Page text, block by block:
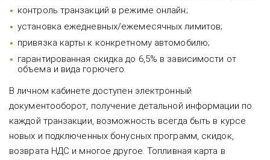
контроль транзакций в режиме онлайн;
установка ежедневных/ежемесячных лимитов;
привязка карты к конкретному автомобилю;
гарантированная скидка до 6,5% в зависимости от
объема и вида горючего.
В личном кабинете доступен электронный
документооборот, получение детальной информации по
каждой транзакции, возможность всегда быть в курсе
новых и подключенных бонусных программ, скидок,
возврата НДС и многое другое. Топливная карта в